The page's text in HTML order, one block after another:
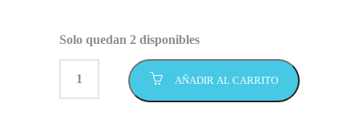
Solo quedan 2 disponibles
AÑADIR AL CARRITO